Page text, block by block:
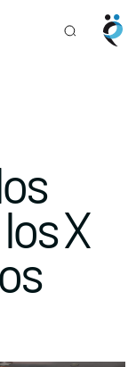
X